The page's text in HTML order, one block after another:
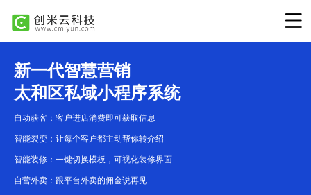
新一代智慧营销
太和区私域小程序系统
自动获客：客户进店消费即可获取信息
智能裂变：让每个客户都主动帮你转介绍
智能装修：一键切换模板，可视化装修界面
自营外卖：跟平台外卖的佣金说再见